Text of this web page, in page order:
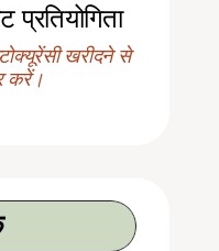
प्रतियोगिता
खरीदने से
करें।